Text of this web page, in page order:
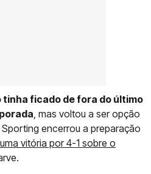
tinha ficado de fora do último
, mas voltou a ser opção
encerrou a preparação
vitória por 4-1 sobre o